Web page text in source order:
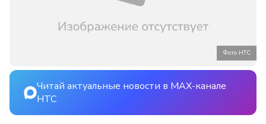
Фото НТС
Читай актуальные новости в MAX-канале
НТС